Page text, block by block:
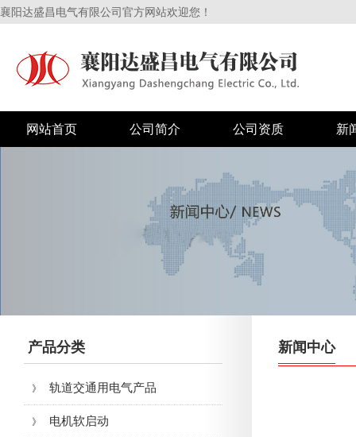
襄阳达盛昌电气有限公司官方网站欢迎您！
网站首页 公司简介 公司资质 新
产品分类
》 轨道交通用电气产品
》 电机软启动
新闻中心